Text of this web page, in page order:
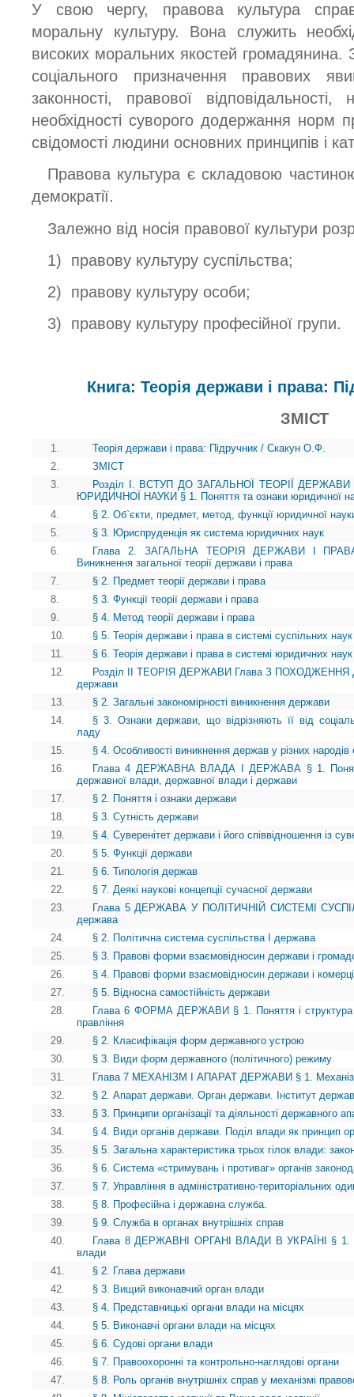
У свою чергу, правова культура
моральну культуру. Вона служить
високих моральних якостей громадянина.
соціального призначення правових
законності, правової
необхідності суворого додержання норм
свідомості людини основних принципів і
Правова культура є складовою
демократії.
Залежно від носія правової культури
1) правову культуру суспільства;
2) правову культуру особи;
3) правову культуру професійної групи.
Книга: Теорія держави і права:
ЗМІСТ
1.
Теорія держави і права: Підручник / Скакун О.Ф.
2.
ЗМІСТ
3.
Розділ І. ВСТУП ДО ЗАГАЛЬНОЇ ТЕОРІЇ
ЮРИДИЧНОЇ НАУКИ § 1. Поняття та ознаки юридичної
4.
§ 2. Об`єкти, предмет, метод, функції юридичної
5.
§ 3. Юриспруденція як система юридичних наук
6.
Глава 2. ЗАГАЛЬНА ТЕОРІЯ ДЕРЖАВИ І
Виникнення загальної теорії держави і права
7.
§ 2. Предмет теорії держави і права
8.
§ 3. Функції теорії держави і права
9.
§ 4. Метод теорії держави і права
10.
§ 5. Теорія держави і права в системі суспільних наук
11.
§ 6. Теорія держави і права в системі юридичних наук
12.
Розділ II ТЕОРІЯ ДЕРЖАВИ Глава З ПОХОДЖЕННЯ
держави
13.
§ 2. Загальні закономірності виникнення держави
14.
§ 3. Ознаки держави, що відрізняють її від
ладу
15.
§ 4. Особливості виникнення держав у різних народів
16.
Глава 4 ДЕРЖАВНА ВЛАДА І ДЕРЖАВА § 1.
державної влади, державної влади і держави
17.
§ 2. Поняття і ознаки держави
18.
§ 3. Сутність держави
19.
§ 4. Суверенітет держави і його співвідношення із
20.
§ 5. Функції держави
21.
§ 6. Типологія держав
22.
§ 7. Деякі наукові концепції сучасної держави
23.
Глава 5 ДЕРЖАВА У ПОЛІТИЧНІЙ СИСТЕМІ
держава
24.
§ 2. Політична система суспільства І держава
25.
§ 3. Правові форми взаємовідносин держави і
26.
§ 4. Правові форми взаємовідносин держави і
27.
§ 5. Відносна самостійність держави
28.
Глава 6 ФОРМА ДЕРЖАВИ § 1. Поняття і
правління
29.
§ 2. Класифікація форм державного устрою
30.
§ 3. Види форм державного (політичного) режиму
31.
Глава 7 МЕХАНІЗМ І АПАРАТ ДЕРЖАВИ § 1.
32.
§ 2. Апарат держави. Орган держави. Інститут
33.
§ 3. Принципи організації та діяльності державного
34.
§ 4. Види органів держави. Поділ влади як принцип
35.
§ 5. Загальна характеристика трьох гілок влади:
36.
§ 6. Система «стримувань і противаг» органів
37.
§ 7. Управління в адміністративно-територіальних
38.
§ 8. Професійна і державна служба.
39.
§ 9. Служба в органах внутрішніх справ
40.
Глава 8 ДЕРЖАВНІ ОРГАНІ ВЛАДИ В УКРАЇНІ § 1.
влади
41.
§ 2. Глава держави
42.
§ 3. Вищий виконавчий орган влади
43.
§ 4. Представницькі органи влади на місцях
44.
§ 5. Виконавчі органи влади на місцях
45.
§ 6. Судові органи влади
46.
§ 7. Правоохоронні та контрольно-наглядові органи
47.
§ 8. Роль органів внутрішніх справ у механізмі